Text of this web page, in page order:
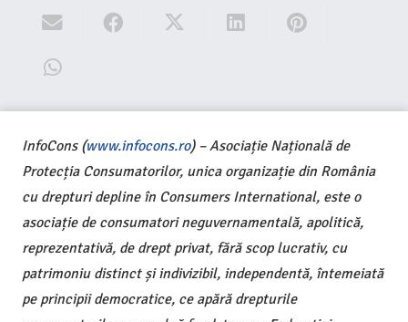
InfoCons (www.infocons.ro) – Asociație Națională de
Protecția Consumatorilor, unica organizație din România
cu drepturi depline în Consumers International, este o
asociație de consumatori neguvernamentală, apolitică,
reprezentativă, de drept privat, fără scop lucrativ, cu
patrimoniu distinct și indivizibil, independentă, întemeiată
pe principii democratice, ce apără drepturile